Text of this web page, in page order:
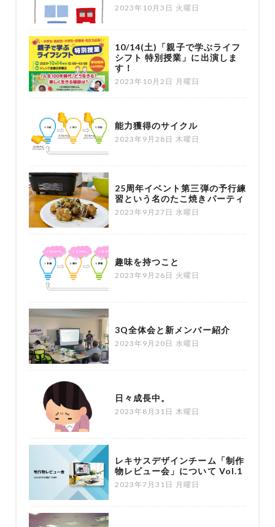
2023年10月3日 火曜日
10/14(土)「親子で学ぶライフ
シフト 特別授業」に出演しま
す！
2023年10月2日 月曜日
能力獲得のサイクル
2023年9月28日 木曜日
25周年イベント第三弾の予行練
習という名のたこ焼きパーティ
2023年9月27日 水曜日
趣味を持つこと
2023年9月26日 火曜日
3Q全体会と新メンバー紹介
2023年9月20日 水曜日
日々成長中。
2023年8月31日 木曜日
レキサスデザインチーム「制作
物レビュー会」について Vol.1
2023年7月31日 月曜日